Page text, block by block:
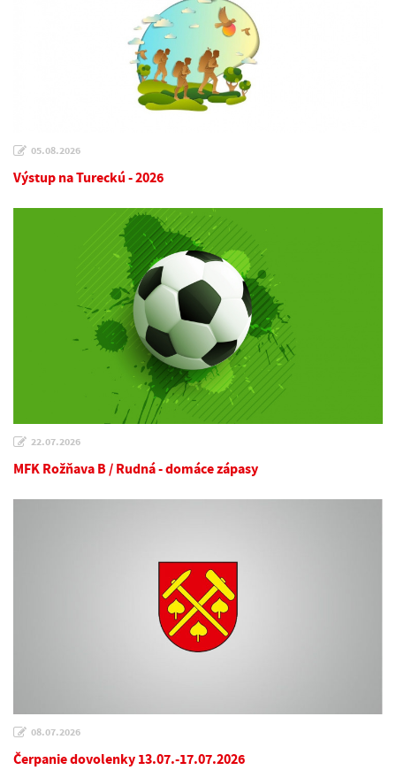
05.08.2026
Výstup na Tureckú - 2026
22.07.2026
MFK Rožňava B / Rudná - domáce zápasy
08.07.2026
Čerpanie dovolenky 13.07.-17.07.2026